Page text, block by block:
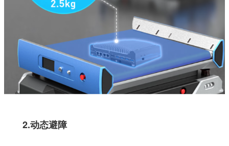
2.动态避障